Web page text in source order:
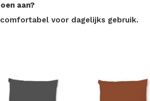
aan?
voor dagelijks gebruik.